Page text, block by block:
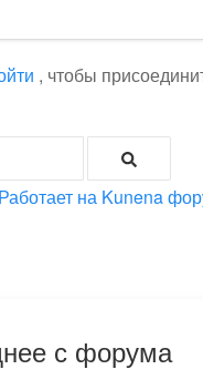
, чтобы
Работает на Kunena
с форума